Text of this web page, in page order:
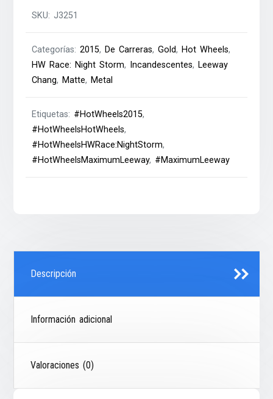
SKU:J3251
Categorías:2015, De Carreras,Gold, Hot Wheels,
HW Race: Night Storm, Incandescentes, Leeway
Chang, Matte, Metal
Etiquetas: #HotWheels2015,
#HotWheelsHotWheels,
#HotWheelsHWRace:NightStorm,
#HotWheelsMaximumLeeway, #MaximumLeeway
Descripción
Información adicional
Valoraciones (0)